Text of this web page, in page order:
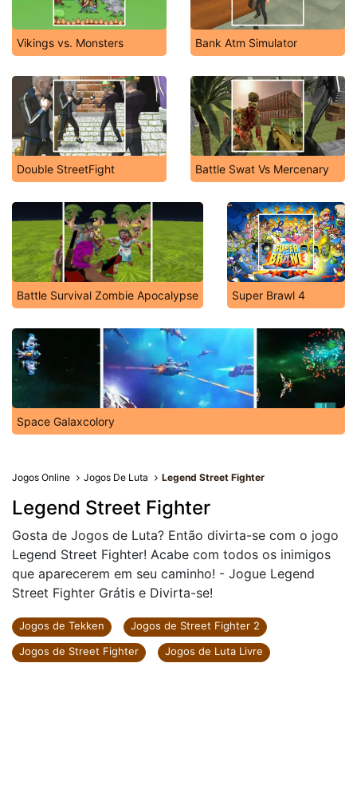
Vikings vs. Monsters Bank Atm Simulator
Double StreetFight Battle Swat Vs Mercenary
Battle Survival Zombie Apocalypse Super Brawl 4
Space Galaxcolory
Jogos Online Jogos De Luta Legend Street Fighter
Legend Street Fighter
Gosta de Jogos de Luta? Então divirta-se com o jogo
Legend Street Fighter! Acabe com todos os inimigos
que aparecerem em seu caminho! - Jogue Legend
Street Fighter Grátis e Divirta-se!
Jogos de Tekken
Jogos de Street Fighter 2
Jogos de Street Fighter
Jogos de Luta Livre